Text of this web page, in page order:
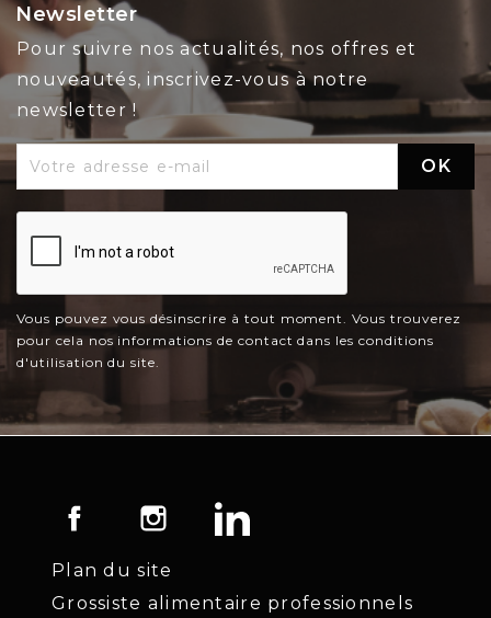
Newsletter
Pour suivre nos actualités, nos offres et
nouveautés, inscrivez-vous à notre
newsletter !
Vous pouvez vous désinscrire à tout moment. Vous trouverez
pour cela nos informations de contact dans les conditions
d'utilisation du site.
Facebook Instagram
Plan du site
Grossiste alimentaire professionnels